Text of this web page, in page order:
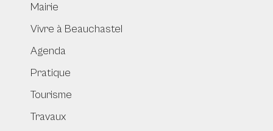
Mairie
Vivre à Beauchastel
Agenda
Pratique
Tourisme
Travaux